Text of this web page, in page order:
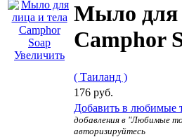
Увеличить
Мыло для
Camphor
( Таиланд )
176 руб.
Добавить в любимые
добавления в "Любимые
авторизируйтесь